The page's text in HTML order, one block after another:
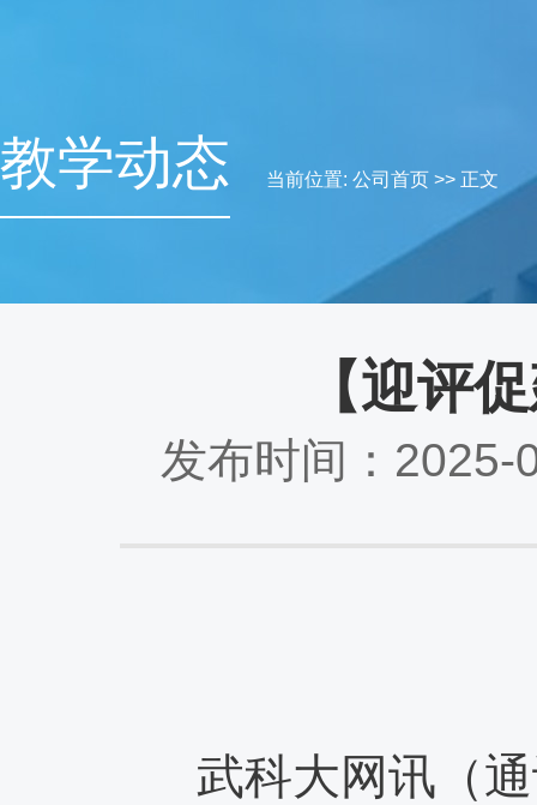
教学动态 当前位置: 公司首页 >> 正文
【迎评
发布时间：2025-
武科大网讯（